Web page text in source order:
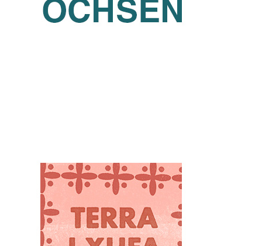
Tomas Ignac Fenix (OCHSEN)
TERRA I XUFA SOCIEDAD LIMITADA